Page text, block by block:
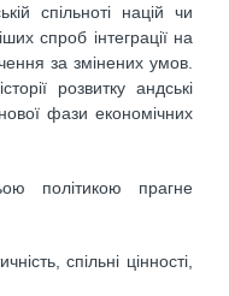
спільноті націй чи
спроб інтеграції на
за змінених умов.
розвитку андські
фази економічних
політикою прагне
спільні цінності,